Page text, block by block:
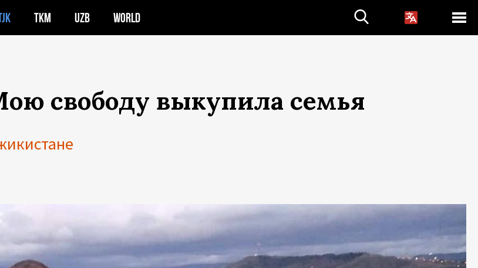
TKM UZB WORLD
свободу выкупила семья